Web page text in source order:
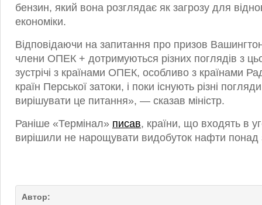
бензин, який вона розглядає як загрозу для
економіки.
Відповідаючи на запитання про призов
члени ОПЕК + дотримуються різних поглядів з
зустрічі з країнами ОПЕК, особливо з країнами
країн Перської затоки, і поки існують різні
вирішувати це питання», — сказав міністр.
Раніше «Термінал» писав, країни, що входять в
вирішили не нарощувати видобуток нафти понад
Автор: